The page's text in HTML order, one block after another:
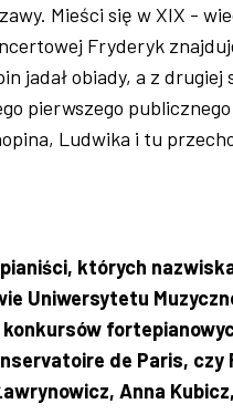
Mieści się w XIX -
Fryderyk
jadał obiady, a z drugiej
pierwszego
Ludwika i tu
których
Uniwersytetu
de Paris, czy
Anna